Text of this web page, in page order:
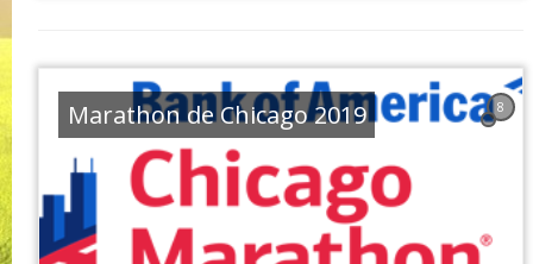
8
Marathon de Chicago 2019